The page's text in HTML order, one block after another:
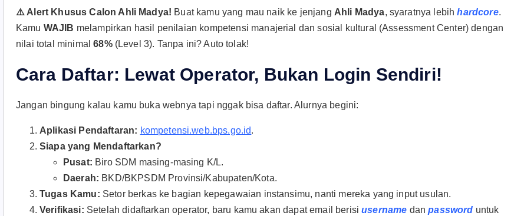
⚠️ Alert Khusus Calon Ahli Madya! Buat kamu yang mau naik ke jenjang Ahli Madya, syaratnya lebihhardcore.
Kamu WAJIB melampirkan hasil penilaian kompetensi manajerial dan sosial kultural (Assessment Center) dengan
nilai total minimal68%(Level 3). Tanpa ini? Auto tolak!
Cara Daftar: Lewat Operator, Bukan Login Sendiri!
Jangan bingung kalau kamu buka webnya tapi nggak bisa daftar. Alurnya begini:
Aplikasi Pendaftaran: kompetensi.web.bps.go.id.
Siapa yang Mendaftarkan?
Pusat: Biro SDM masing-masing K/L.
Daerah: BKD/BKPSDM Provinsi/Kabupaten/Kota.
Tugas Kamu: Setor berkas ke bagian kepegawaian instansimu, nanti mereka yang input usulan.
Verifikasi: Setelah didaftarkan operator, baru kamu akan dapat email berisiusername danpassword untuk